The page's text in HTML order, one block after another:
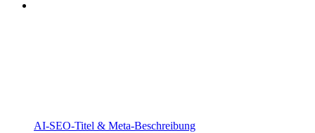
AI-SEO-Titel & Meta-Beschreibung